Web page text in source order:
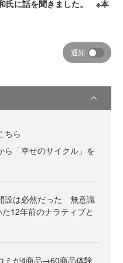
氏に話を聞きました。 ※本
通知
ちら
ら「幸せのサイクル」を
設は必然だった 無意識
12年前のナラティブと
ミが4商品→60商品体験